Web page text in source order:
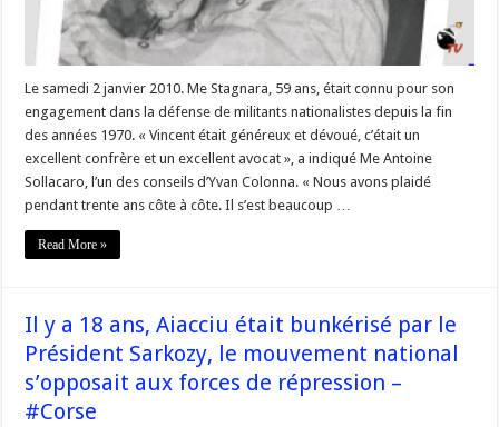
Le samedi 2 janvier 2010. Me Stagnara, 59 ans, était connu pour son
engagement dans la défense de militants nationalistes depuis la fin
des années 1970. « Vincent était généreux et dévoué, c’était un
excellent confrère et un excellent avocat », a indiqué Me Antoine
Sollacaro, l’un des conseils d’Yvan Colonna. « Nous avons plaidé
pendant trente ans côte à côte. Il s’est beaucoup …
Read More »
Il y a 18 ans, Aiacciu était bunkérisé par le
Président Sarkozy, le mouvement national
s’opposait aux forces de répression –
#Corse